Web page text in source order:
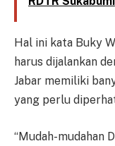
Hal ini kata Buky
harus dijalankan
Jabar memiliki
yang perlu
“Mudah-mudahan